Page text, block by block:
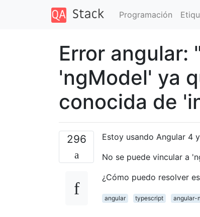
Programación
Error angular:
'ngModel' ya
conocida de
296
Estoy usando Angular 4
No se puede vincular a
¿Cómo puedo resolver
angular typescript angular-